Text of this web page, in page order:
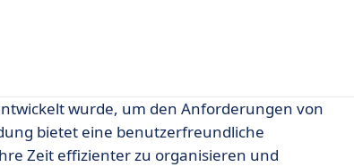
wurde, um den Anforderungen von
bietet eine benutzerfreundliche
Zeit effizienter zu organisieren und